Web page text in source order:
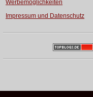
Werbemöglichkeiten
Impressum und Datenschutz